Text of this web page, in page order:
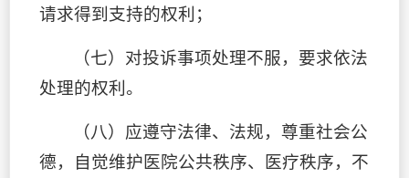
请求得到支持的权利；
（七） 对投诉事项处理不服，要求依法
处理的权利。
（八） 应遵守法律、法规，尊重社会公
德，自觉维护医院公共秩序、医疗秩序，不